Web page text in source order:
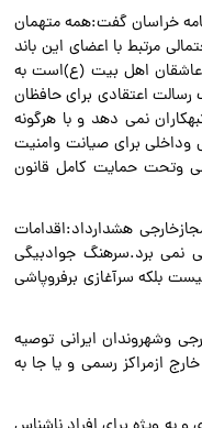
خراسان گفت:همه متهمان
مرتبط با اعضای این باند
عاشقان اهل بیت (ع)است به
رسالت اعتقادی برای حافظان
نمی دهد و با هرگونه
وداخلی برای صیانت وامنیت
وتحت حمایت کامل قانون
هشدارداد:اقدامات
نمی برد.سرهنگ جوادبیگی
بلکه سرآغازی برفروپاشی
وشهروندان ایرانی توصیه
ازمراکز رسمی و یا جا به